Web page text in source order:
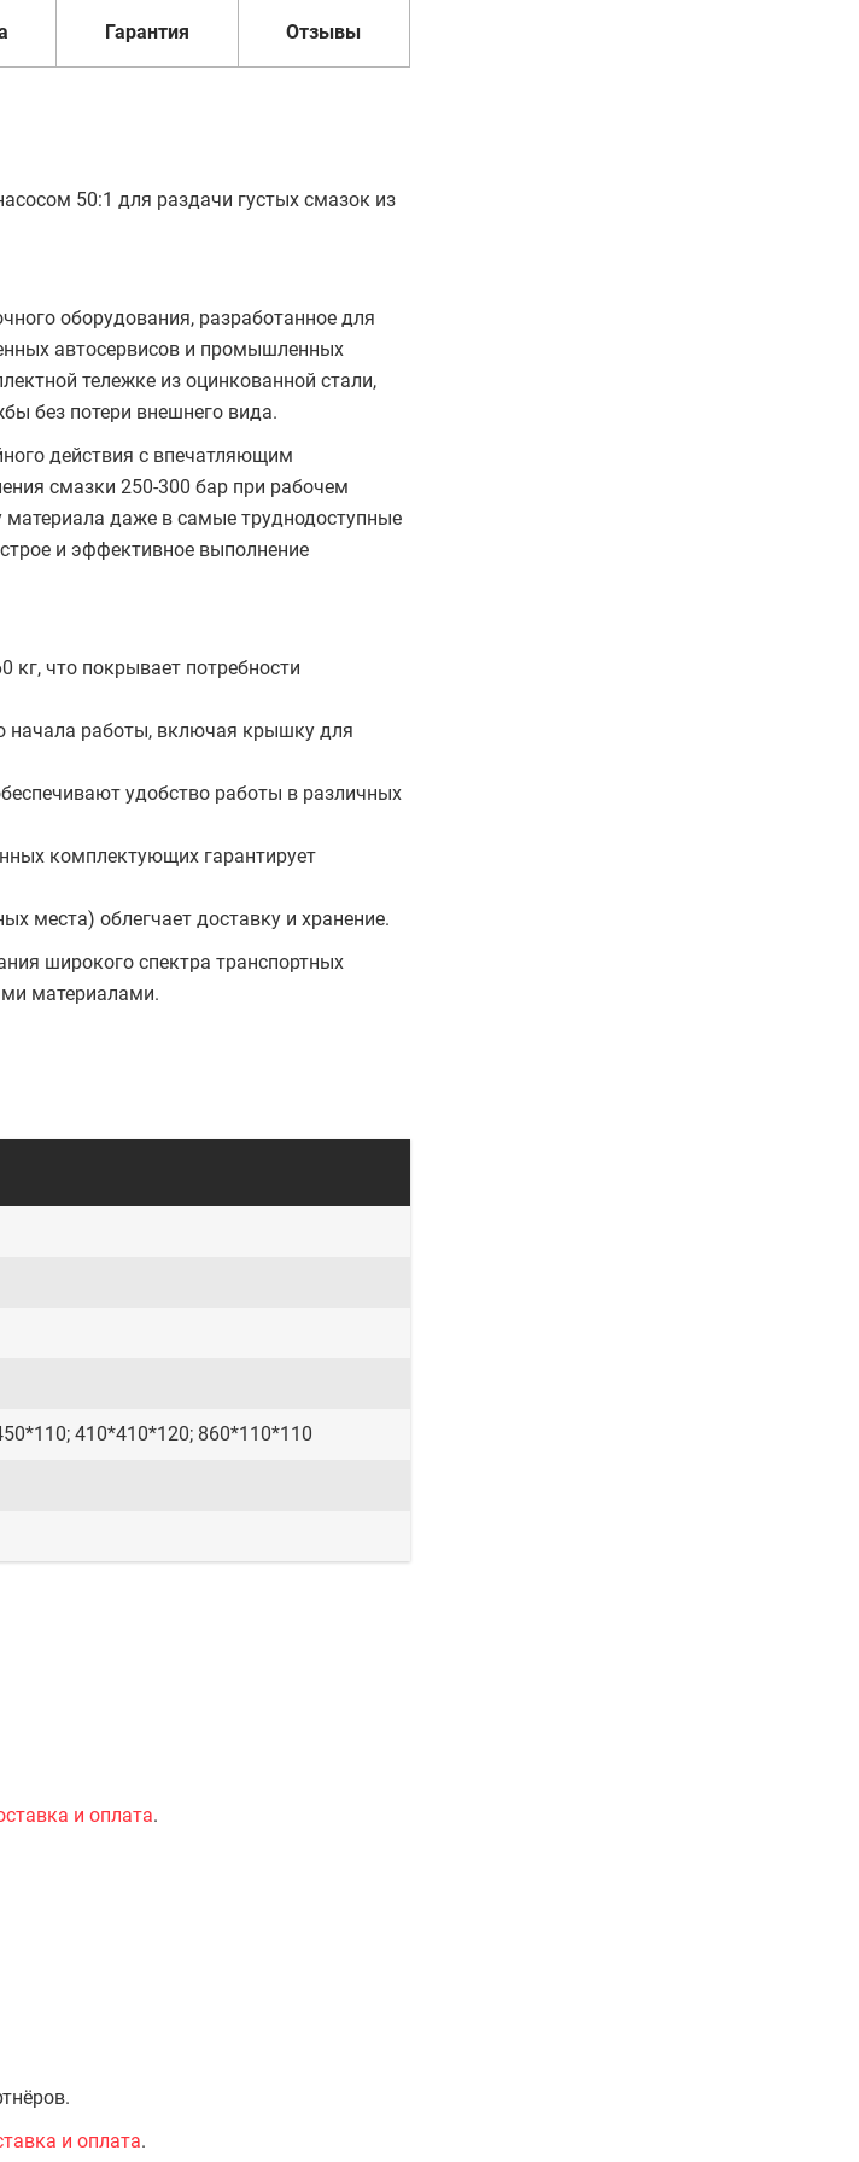
Гарантия Отзывы
50:1 для раздачи густых смазок из
оборудования, разработанное для
автосервисов и промышленных
тележке из оцинкованной стали,
без потери внешнего вида.
действия с впечатляющим
смазки 250-300 бар при рабочем
материала даже в самые труднодоступные
и эффективное выполнение
что покрывает потребности
начала работы, включая крышку для
удобство работы в различных
комплектующих гарантирует
места) облегчает доставку и хранение.
широкого спектра транспортных
материалами.
410*410*120; 860*110*110
и оплата.
и оплата.